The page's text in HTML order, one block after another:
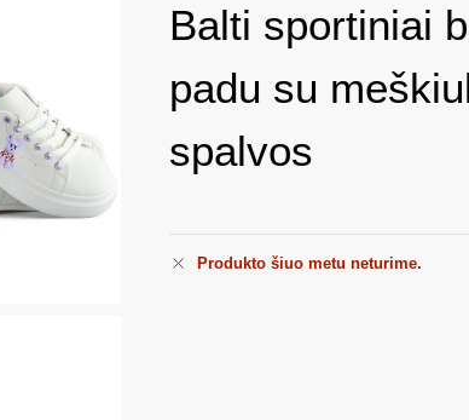
Balti sportiniai
padu su
spalvos
Produkto šiuo metu neturime.